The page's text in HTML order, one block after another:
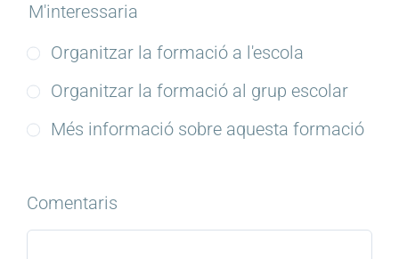
M'interessaria
Organitzar la formació a l'escola
Organitzar la formació al grup escolar
Més informació sobre aquesta formació
Comentaris